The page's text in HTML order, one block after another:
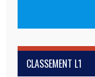
CLASSEMENT L1